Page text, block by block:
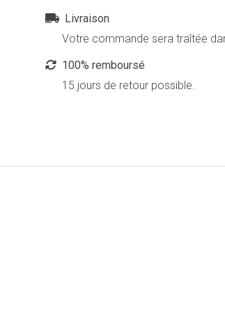
Livraison
Votre commande sera traîtée
100% remboursé
15 jours de retour possible.